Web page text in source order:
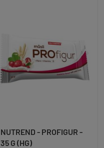
NUTREND - PROFIGUR -
35 G (HG)